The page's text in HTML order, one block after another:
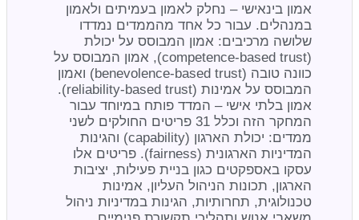
אמון בינאישי – נחלק לאמון בעמיתים ולאמון
במנהלים. עבור כל אחד מהממדים נמדדו
שלושה מרכיבים: אמון המבוסס על יכולת
(competence-based trust), אמון המבוסס על
כוונה טובה (benevolence-based trust) ואמון
המבוסס על אמינות (reliability-based trust).
אמון בלתי אישי – המדד פותח במיוחד עבור
המחקר הזה וכלל 31 פריטים החולקים לשני
ממדים: יכולת הארגון (capability) והגינות
המדיניות הארגונית (fairness). פריטים אלו
עסקו באספקטים כגון בניית פעילות, יציבות
הארגון, תכונות הניהול העליון, אמינות
טכנולוגית, תחרותיות, הגינות במדיניות ניהול